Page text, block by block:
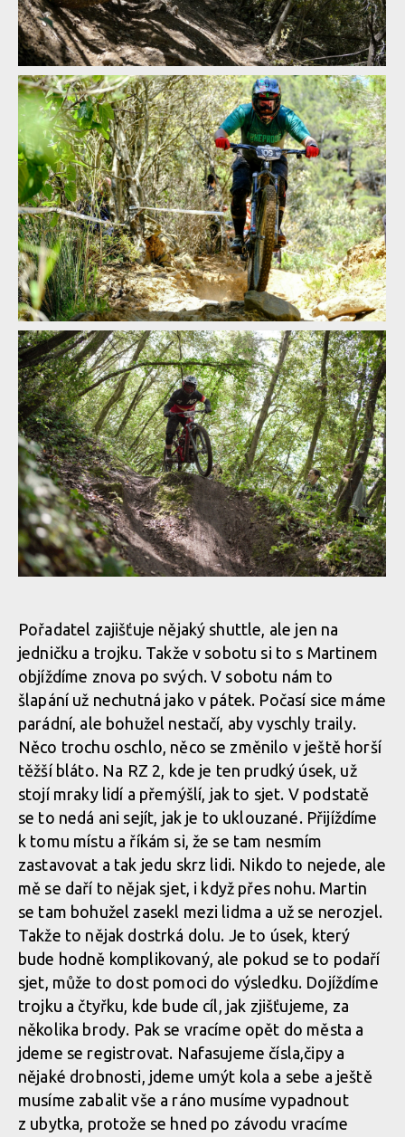
Report: Milan Smetaník a Martin Pajma úspěšně reprezentovali
na Toscano Enduro Series v Livornu
Report: Milan Smetaník a Martin Pajma úspěšně reprezentovali
na Toscano Enduro Series v Livornu
Report: Milan Smetaník a Martin Pajma úspěšně reprezentovali
na Toscano Enduro Series v Livornu
Report: Milan Smetaník a Martin Pajma úspěšně reprezentovali
na Toscano Enduro Series v Livornu
Report: Milan Smetaník a Martin Pajma úspěšně reprezentovali
na Toscano Enduro Series v Livornu
Report: Milan Smetaník a Martin Pajma úspěšně reprezentovali
na Toscano Enduro Series v Livornu
Report: Milan Smetaník a Martin Pajma úspěšně reprezentovali
na Toscano Enduro Series v Livornu
Report: Milan Smetaník a Martin Pajma úspěšně reprezentovali
na Toscano Enduro Series v Livornu
Report: Milan Smetaník a Martin Pajma úspěšně reprezentovali
na Toscano Enduro Series v Livornu
Report: Milan Smetaník a Martin Pajma úspěšně reprezentovali
na Toscano Enduro Series v Livornu
Report: Milan Smetaník a Martin Pajma úspěšně reprezentovali
na Toscano Enduro Series v Livornu
Pořadatel zajišťuje nějaký shuttle, ale jen na
jedničku a trojku. Takže v sobotu si to s Martinem
objíždíme znova po svých. V sobotu nám to
šlapání už nechutná jako v pátek. Počasí sice máme
parádní, ale bohužel nestačí, aby vyschly traily.
Něco trochu oschlo, něco se změnilo v ještě horší
těžší bláto. Na RZ 2, kde je ten prudký úsek, už
stojí mraky lidí a přemýšlí, jak to sjet. V podstatě
se to nedá ani sejít, jak je to uklouzané. Přijíždíme
k tomu místu a říkám si, že se tam nesmím
zastavovat a tak jedu skrz lidi. Nikdo to nejede, ale
mě se daří to nějak sjet, i když přes nohu. Martin
se tam bohužel zasekl mezi lidma a už se nerozjel.
Takže to nějak dostrká dolu. Je to úsek, který
bude hodně komplikovaný, ale pokud se to podaří
sjet, může to dost pomoci do výsledku. Dojíždíme
trojku a čtyřku, kde bude cíl, jak zjišťujeme, za
několika brody. Pak se vracíme opět do města a
jdeme se registrovat. Nafasujeme čísla,čipy a
nějaké drobnosti, jdeme umýt kola a sebe a ještě
musíme zabalit vše a ráno musíme vypadnout
z ubytka, protože se hned po závodu vracíme